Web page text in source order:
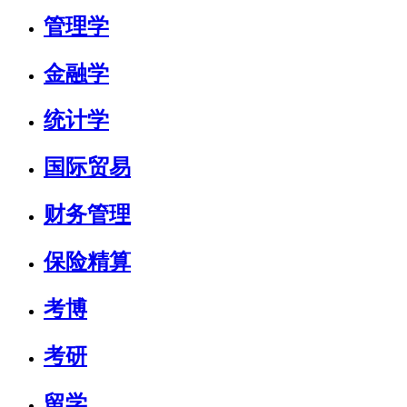
管理学
金融学
统计学
国际贸易
财务管理
保险精算
考博
考研